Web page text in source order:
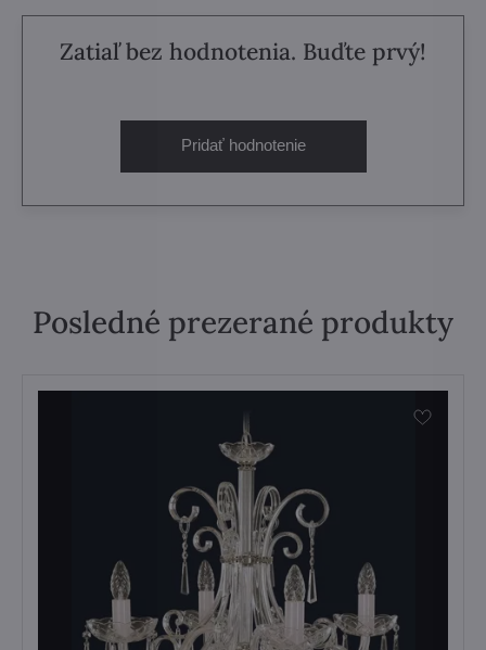
Zatiaľ bez hodnotenia. Buďte prvý!
Pridať hodnotenie
Posledné prezerané produkty